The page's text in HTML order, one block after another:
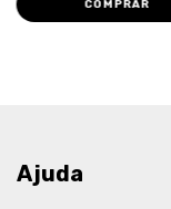
COMPRAR
Ajuda